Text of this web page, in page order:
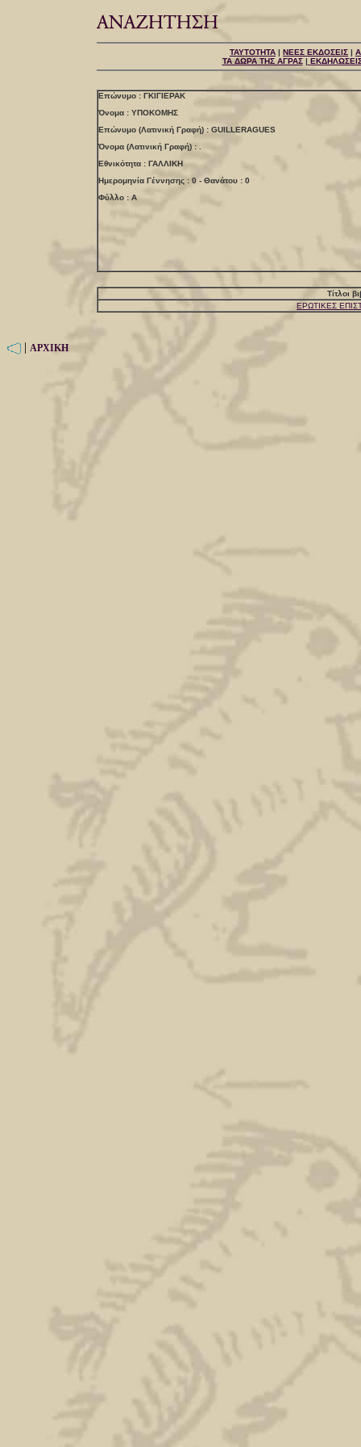
ΤΑΥΤΟΤΗΤΑ | ΝΕΕΣ ΕΚΔΟΣΕΙΣ |
ΤΑ ΔΩΡΑ ΤΗΣ ΑΓΡΑΣ|
Επώνυμο : ΓΚΙΓΙΕΡΑΚ
Όνομα : ΥΠΟΚΟΜΗΣ
Επώνυμο (Λατινική Γραφή) : GUILLERAGUES
Όνομα (Λατινική Γραφή) : .
Εθνικότητα : ΓΑΛΛΙΚΗ
Ημερομηνία Γέννησης : 0 - Θανάτου : 0
Φύλλο : Α
Τίτλοι
ΕΡΩΤΙΚΕΣ
| ΑΡΧΙΚΗ